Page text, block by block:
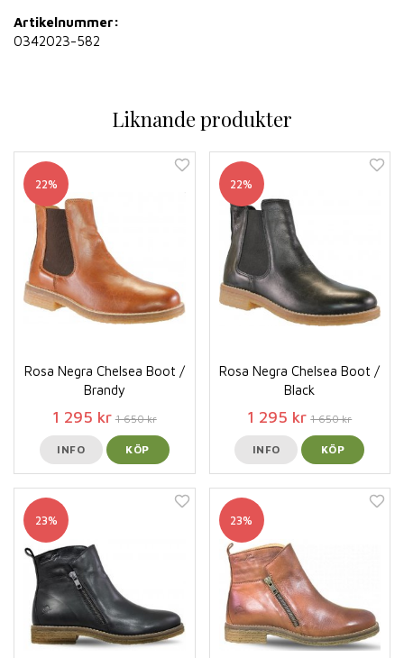
Artikelnummer:
0342023-582
Liknande produkter
22%
Rosa Negra Chelsea Boot /
Brandy
1 295 kr 1 650 kr
INFO KÖP
22%
Rosa Negra Chelsea Boot /
Black
1 295 kr 1 650 kr
INFO KÖP
23% 23%